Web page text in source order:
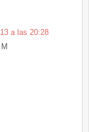
a las 20:28